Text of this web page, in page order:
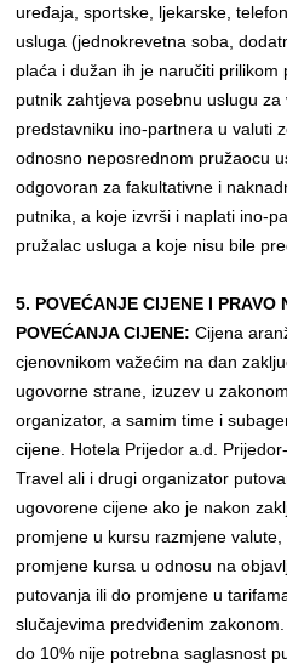
uređaja, sportske, ljekarske,
usluga (jednokrevetna soba,
plaća i dužan ih je naručiti prilikom
putnik zahtjeva posebnu uslugu
predstavniku ino-partnera u valuti
odnosno neposrednom pružaocu
odgovoran za fakultativne i
putnika, a koje izvrši i naplati ino-
pružalac usluga a koje nisu bile
5. POVEĆANJE CIJENE I PRAVO
POVEĆANJA CIJENE:Cijena
cjenovnikom važećim na dan
ugovorne strane, izuzev u
organizator, a samim time i
cijene. Hotela Prijedor a.d.
Travel ali i drugi organizator
ugovorene cijene ako je nakon
promjene u kursu razmjene
promjene kursa u odnosu na
putovanja ili do promjene u
slučajevima predviđenim
do 10% nije potrebna saglasnost